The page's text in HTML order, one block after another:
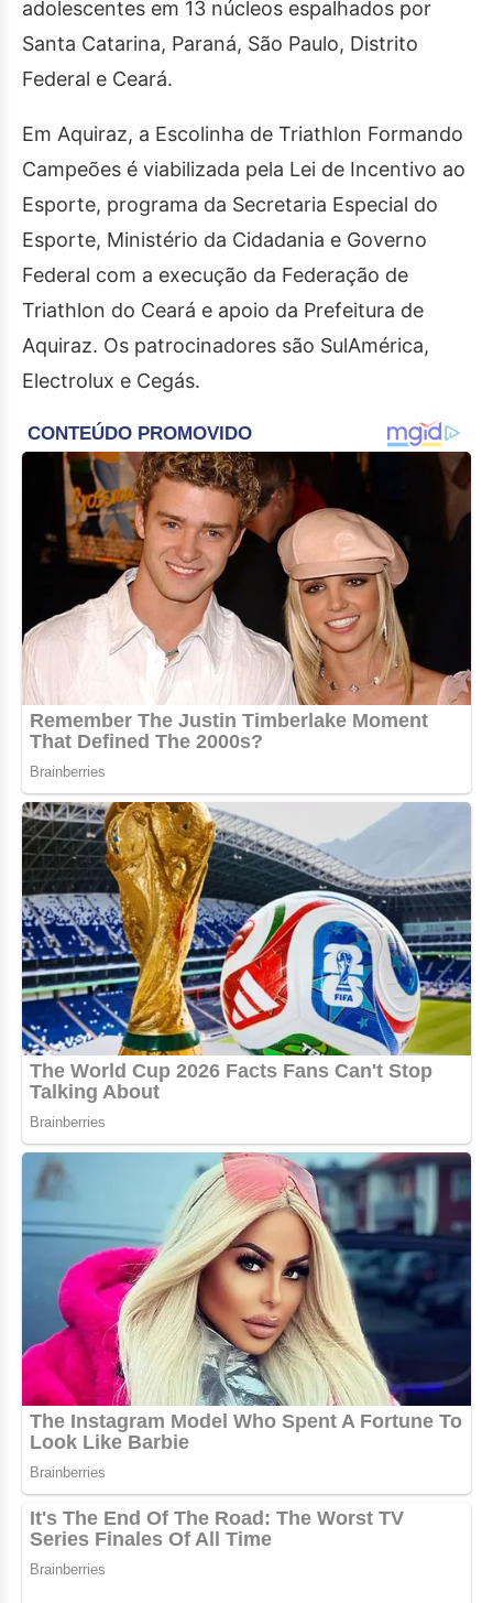
adolescentes em 13 núcleos espalhados por
Santa Catarina, Paraná, São Paulo, Distrito
Federal e Ceará.
Em Aquiraz, a Escolinha de Triathlon Formando
Campeões é viabilizada pela Lei de Incentivo ao
Esporte, programa da Secretaria Especial do
Esporte, Ministério da Cidadania e Governo
Federal com a execução da Federação de
Triathlon do Ceará e apoio da Prefeitura de
Aquiraz. Os patrocinadores são SulAmérica,
Electrolux e Cegás.